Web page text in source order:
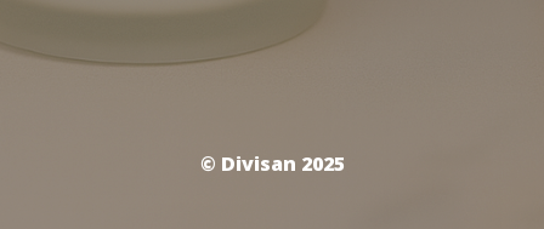
© Divisan 2025